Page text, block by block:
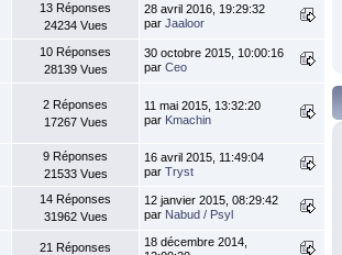
13 Réponses
24234 Vues
28 avril 2016, 19:29:32
parJaaloor
10 Réponses
28139 Vues
30 octobre 2015, 10:00:16
parCeo
2 Réponses
17267 Vues
11 mai 2015, 13:32:20
par Kmachin
9 Réponses
21533 Vues
16 avril 2015, 11:49:04
parTryst
14 Réponses
31962 Vues
12 janvier 2015, 08:29:42
par Nabud / Psyl
21 Réponses
18 décembre 2014,